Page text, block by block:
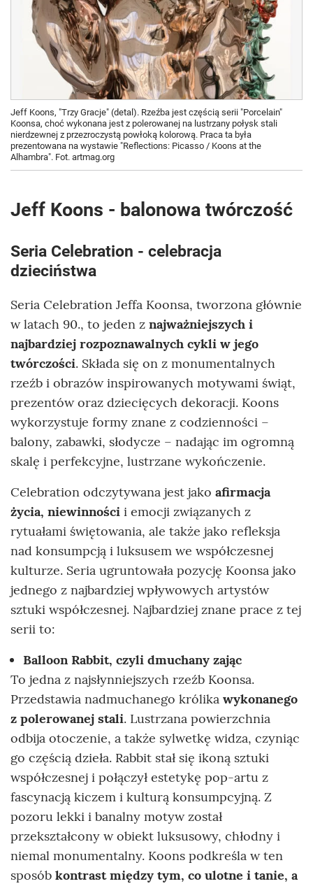
Jeff Koons, "Trzy Gracje" (detal). Rzeźba jest częścią serii "Porcelain"
Koonsa, choć wykonana jest z polerowanej na lustrzany połysk stali
nierdzewnej z przezroczystą powłoką kolorową. Praca ta była
prezentowana na wystawie "Reflections: Picasso / Koons at the
Alhambra". Fot. artmag.org
Jeff Koons - balonowa twórczość
Seria Celebration - celebracja
dzieciństwa
Seria Celebration Jeffa Koonsa, tworzona głównie
w latach 90., to jeden z najważniejszych i
najbardziej rozpoznawalnych cykli w jego
twórczości. Składa się on z monumentalnych
rzeźb i obrazów inspirowanych motywami świąt,
prezentów oraz dziecięcych dekoracji. Koons
wykorzystuje formy znane z codzienności –
balony, zabawki, słodycze – nadając im ogromną
skalę i perfekcyjne, lustrzane wykończenie.
Celebration odczytywana jest jako afirmacja
życia, niewinności i emocji związanych z
rytuałami świętowania, ale także jako refleksja
nad konsumpcją i luksusem we współczesnej
kulturze. Seria ugruntowała pozycję Koonsa jako
jednego z najbardziej wpływowych artystów
sztuki współczesnej. Najbardziej znane prace z tej
serii to:
Balloon Rabbit, czyli dmuchany zając
To jedna z najsłynniejszych rzeźb Koonsa.
Przedstawia nadmuchanego królika wykonanego
z polerowanej stali. Lustrzana powierzchnia
odbija otoczenie, a także sylwetkę widza, czyniąc
go częścią dzieła. Rabbit stał się ikoną sztuki
współczesnej i połączył estetykę pop-artu z
fascynacją kiczem i kulturą konsumpcyjną. Z
pozoru lekki i banalny motyw został
przekształcony w obiekt luksusowy, chłodny i
niemal monumentalny. Koons podkreśla w ten
sposób kontrast między tym, co ulotne i tanie, a